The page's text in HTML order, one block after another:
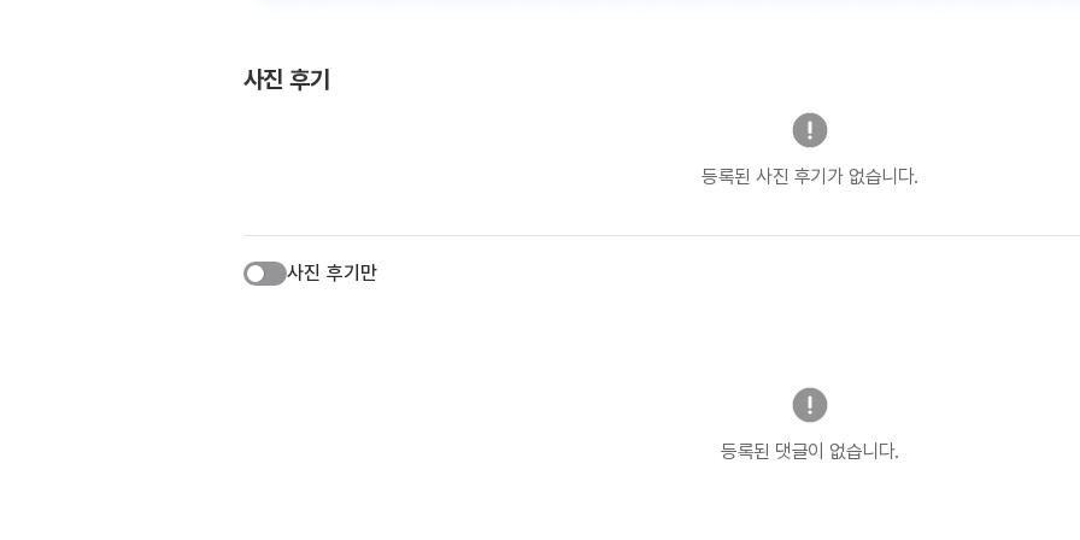
사진 후기
등록된 사진 후기가 없습니다.
사진 후기만
등록된 댓글이 없습니다.